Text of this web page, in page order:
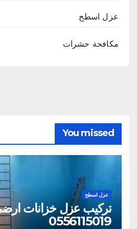
عزل اسطح
مكافحة حشرات
You missed
عزل اسطح
تركيب عزل خزانات
0556115019